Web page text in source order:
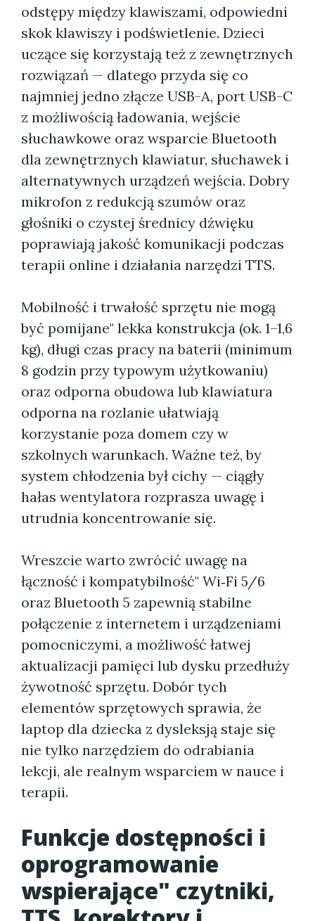
odstępy między klawiszami, odpowiedni
skok klawiszy i podświetlenie. Dzieci
uczące się korzystają też z zewnętrznych
rozwiązań — dlatego przyda się co
najmniej jedno złącze USB-A, port USB-C
z możliwością ładowania, wejście
słuchawkowe oraz wsparcie Bluetooth
dla zewnętrznych klawiatur, słuchawek i
alternatywnych urządzeń wejścia. Dobry
mikrofon z redukcją szumów oraz
głośniki o czystej średnicy dźwięku
poprawiają jakość komunikacji podczas
terapii online i działania narzędzi TTS.
Mobilność i trwałość sprzętu nie mogą
być pomijane" lekka konstrukcja (ok. 1–1,6
kg), długi czas pracy na baterii (minimum
8 godzin przy typowym użytkowaniu)
oraz odporna obudowa lub klawiatura
odporna na rozlanie ułatwiają
korzystanie poza domem czy w
szkolnych warunkach. Ważne też, by
system chłodzenia był cichy — ciągły
hałas wentylatora rozprasza uwagę i
utrudnia koncentrowanie się.
Wreszcie warto zwrócić uwagę na
łączność i kompatybilność" Wi‑Fi 5/6
oraz Bluetooth 5 zapewnią stabilne
połączenie z internetem i urządzeniami
pomocniczymi, a możliwość łatwej
aktualizacji pamięci lub dysku przedłuży
żywotność sprzętu. Dobór tych
elementów sprzętowych sprawia, że
laptop dla dziecka z dysleksją staje się
nie tylko narzędziem do odrabiania
lekcji, ale realnym wsparciem w nauce i
terapii.
Funkcje dostępności i
oprogramowanie
wspierające" czytniki,